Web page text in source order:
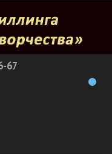
67